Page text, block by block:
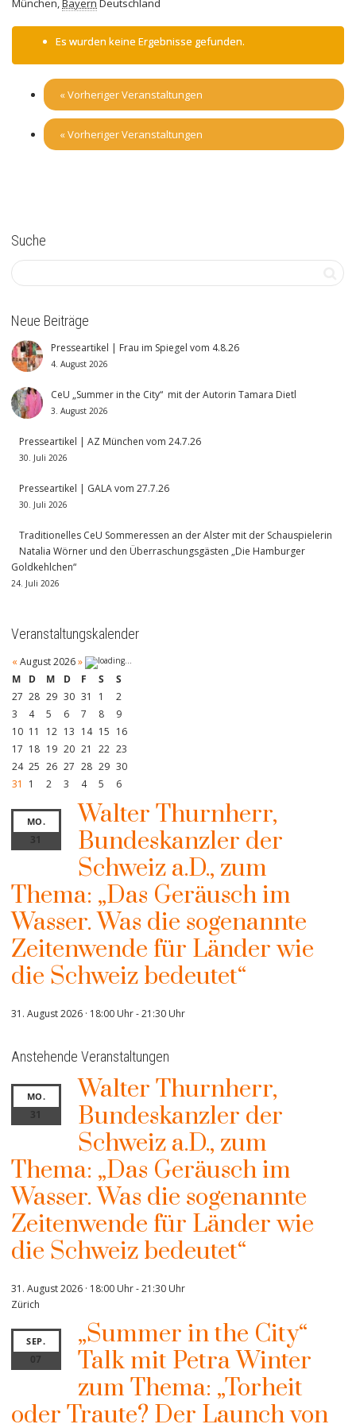
München,Bayern Deutschland
Es wurden keine Ergebnisse gefunden.
«Vorheriger Veranstaltungen
«Vorheriger Veranstaltungen
Suche
Neue Beiträge
Presseartikel | Frau im Spiegel vom 4.8.26
4. August 2026
CeU „Summer in the City“ mit der Autorin Tamara Dietl
3. August 2026
Presseartikel | AZ München vom 24.7.26
30. Juli 2026
Presseartikel | GALA vom 27.7.26
30. Juli 2026
Traditionelles CeU Sommeressen an der Alster mit der Schauspielerin
Natalia Wörner und den Überraschungsgästen „Die Hamburger
Goldkehlchen“
24. Juli 2026
Veranstaltungskalender
« August 2026»
M
D M D F S
S
27 28 29 30 31 1
2
3
4 5 6 7 8
9
10 11 12 13 14 15 16
17 18 19 20 21 22 23
24 25 26 27 28 29 30
31
1 2 3 4 5 6
MO.
31
Walter Thurnherr,
Bundeskanzler der
Schweiz a.D., zum
Thema: „Das Geräusch im
Wasser. Was die sogenannte
Zeitenwende für Länder wie
die Schweiz bedeutet“
31. August 2026 · 18:00 Uhr-21:30 Uhr
Anstehende Veranstaltungen
MO.
31
Walter Thurnherr,
Bundeskanzler der
Schweiz a.D., zum
Thema: „Das Geräusch im
Wasser. Was die sogenannte
Zeitenwende für Länder wie
die Schweiz bedeutet“
31. August 2026 · 18:00 Uhr-21:30 Uhr
Zürich
SEP.
07
„Summer in the City“
Talk mit Petra Winter
zum Thema: „Torheit
oder Traute? Der Launch von